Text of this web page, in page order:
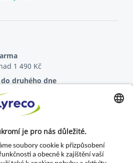
1 490 Kč
druhého dne
zadané do 17:00
zboží
pracoviště